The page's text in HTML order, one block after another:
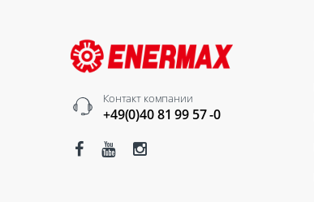
Контакт компании
+49(0)40 81 99 57 -0